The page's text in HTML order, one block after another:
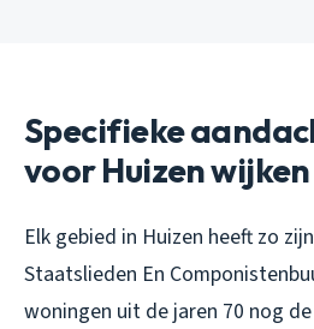
Specifieke
voor Huizen wijken
Elk gebied in Huizen heeft zo
Staatslieden En
woningen uit de jaren 70 nog